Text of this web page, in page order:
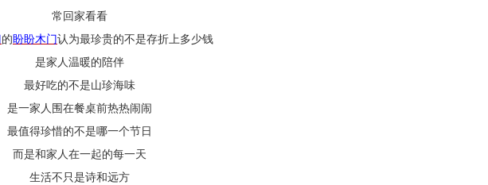
常回家看看
的盼盼木门认为最珍贵的不是存折上多少钱
是家人温暖的陪伴
最好吃的不是山珍海味
是一家人围在餐桌前热热闹闹
最值得珍惜的不是哪一个节日
而是和家人在一起的每一天
生活不只是诗和远方